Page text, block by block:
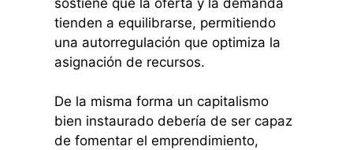
tienden a equilibrarse, permitiendo
una autorregulación que optimiza la
asignación de recursos.
De la misma forma un capitalismo
bien instaurado debería de ser capaz
de fomentar el emprendimiento,